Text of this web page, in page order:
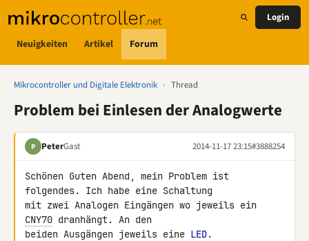
Neuigkeiten Artikel Forum
Login
Mikrocontroller und Digitale Elektronik › Thread
Problem bei Einlesen der Analogwerte
P PeterGast 2014-11-17 23:15#3888254
Schönen Guten Abend, mein Problem ist
folgendes. Ich habe eine Schaltung
CNY70 dranhängt. An den
beiden Ausgängen jeweils eine LED.